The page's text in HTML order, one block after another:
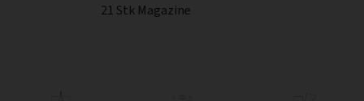
21 Stk Magazine